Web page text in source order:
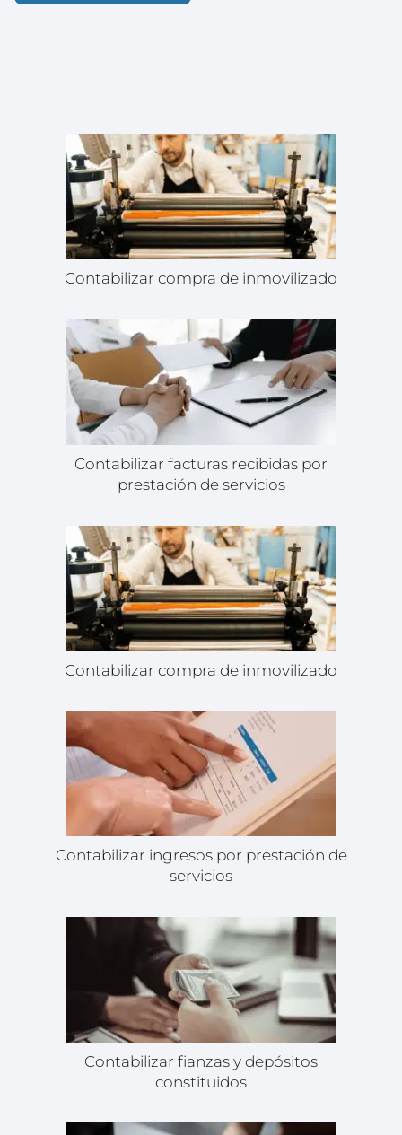
Contabilizar compra de inmovilizado
Contabilizar facturas recibidas por
prestación de servicios
Contabilizar compra de inmovilizado
Contabilizar ingresos por prestación de
servicios
Contabilizar fianzas y depósitos
constituidos